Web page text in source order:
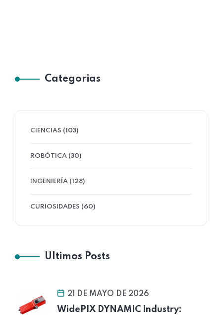
Categorias
CIENCIAS (103)
ROBÓTICA (30)
INGENIERÍA (128)
CURIOSIDADES (60)
Ultimos Posts
21 DE MAYO DE 2026
WidePIX DYNAMIC Industry: